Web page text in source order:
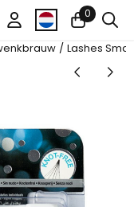
instellingen of sta
0
/ Lashes